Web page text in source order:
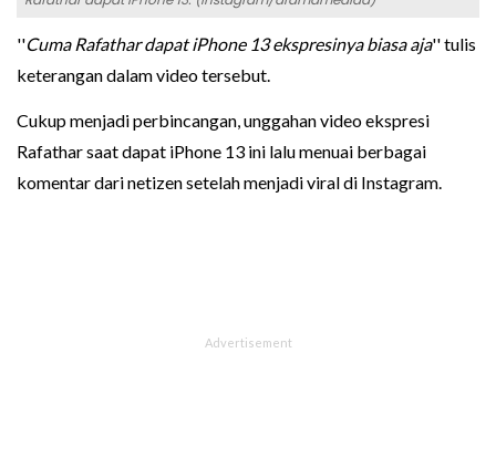
''Cuma Rafathar dapat iPhone 13 ekspresinya biasa aja'' tulis
keterangan dalam video tersebut.
Cukup menjadi perbincangan, unggahan video ekspresi
Rafathar saat dapat iPhone 13 ini lalu menuai berbagai
komentar dari netizen setelah menjadi viral di Instagram.